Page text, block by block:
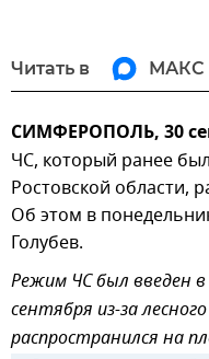
Читать в МАКС
СИМФЕРОПОЛЬ, 30
ЧС, который ранее
Ростовской области,
Об этом в
Голубев.
Режим ЧС был введен
сентября из-за
распространился на